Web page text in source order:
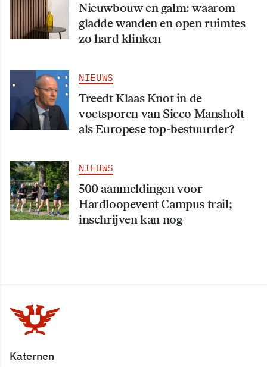
Nieuwbouw en galm: waarom
gladde wanden en open ruimtes
zo hard klinken
NIEUWS
Treedt Klaas Knot in de
voetsporen van Sicco Mansholt
als Europese top-bestuurder?
NIEUWS
500 aanmeldingen voor
Hardloopevent Campus trail;
inschrijven kan nog
Katernen